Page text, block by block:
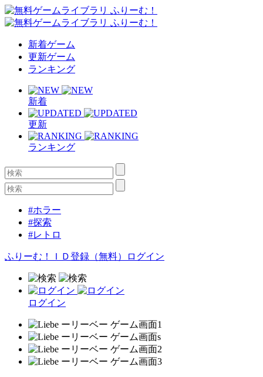
新着ゲーム
更新ゲーム
ランキング
新着
更新
ランキング
#ホラー
#探索
#レトロ
ふりーむ！ＩＤ登録（無料） ログイン
ログイン